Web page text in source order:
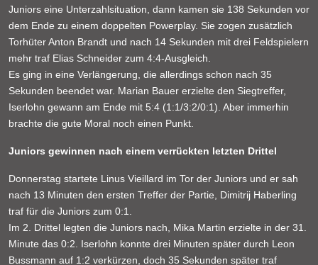
Juniors eine Unterzahlsituation, dann kamen sie 138 Sekunden vor
dem Ende zu einem doppelten Powerplay. Sie zogen zusätzlich
Torhüter Anton Brandt und nach 14 Sekunden mit drei Feldspielern
mehr traf Elias Schneider zum 4:4-Ausgleich.
Es ging in eine Verlängerung, die allerdings schon nach 35
Sekunden beendet war. Marian Bauer erzielte den Siegtreffer,
Iserlohn gewann am Ende mit 5:4 (1:1/3:2/0:1). Aber immerhin
brachte die gute Moral noch einen Punkt.
Juniors gewinnen nach einem verrückten letzten Drittel
Donnerstag startete Linus Vieillard im Tor der Juniors und er sah
nach 13 Minuten den ersten Treffer der Partie, Dimitrij Haberling
traf für die Juniors zum 0:1.
Im 2. Drittel legten die Juniors nach, Mika Martin erzielte in der 31.
Minute das 0:2. Iserlohn konnte drei Minuten später durch Leon
Bussmann auf 1:2 verkürzen, doch 35 Sekunden später traf